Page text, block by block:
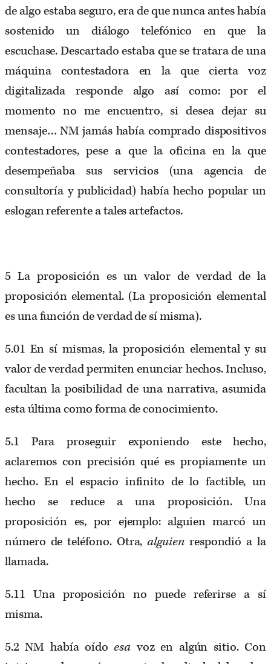
de algo estaba seguro, era de que nunca antes había
sostenido un diálogo telefónico en que la
escuchase. Descartado estaba que se tratara de una
máquina contestadora en la que cierta voz
digitalizada responde algo así como: por el
momento no me encuentro, si desea dejar su
mensaje… NM jamás había comprado dispositivos
contestadores, pese a que la oficina en la que
desempeñaba sus servicios (una agencia de
consultoría y publicidad) había hecho popular un
eslogan referente a tales artefactos.
5 La proposición es un valor de verdad de la
proposición elemental. (La proposición elemental
es una función de verdad de sí misma).
5.01 En sí mismas, la proposición elemental y su
valor de verdad permiten enunciar hechos. Incluso,
facultan la posibilidad de una narrativa, asumida
esta última como forma de conocimiento.
5.1 Para proseguir exponiendo este hecho,
aclaremos con precisión qué es propiamente un
hecho. En el espacio infinito de lo factible, un
hecho se reduce a una proposición. Una
proposición es, por ejemplo: alguien marcó un
número de teléfono. Otra,alguienrespondió a la
llamada.
5.11 Una proposición no puede referirse a sí
misma.
5.2 NM había oídoesa voz en algún sitio. Con